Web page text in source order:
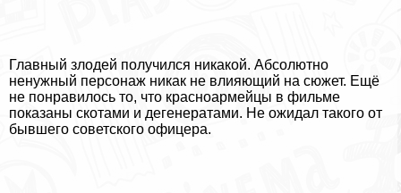
Главный злодей получился никакой. Абсолютно
ненужный персонаж никак не влияющий на сюжет. Ещё
не понравилось то, что красноармейцы в фильме
показаны скотами и дегенератами. Не ожидал такого от
бывшего советского офицера.